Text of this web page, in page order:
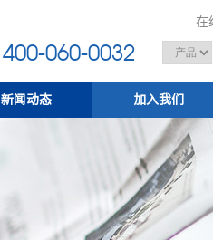
在
400-060-0032
新闻动态 加入我们